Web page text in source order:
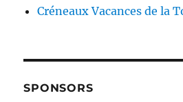
Créneaux Vacances de la
SPONSORS